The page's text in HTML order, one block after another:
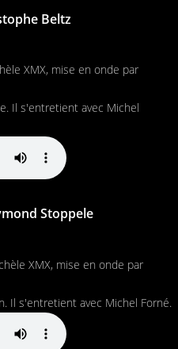
Beltz
XMX, mise en onde par
Il s'entretient avec Michel
Stoppele
XMX, mise en onde par
Il s'entretient avec Michel Forné.